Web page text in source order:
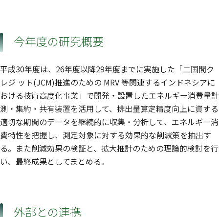
今年度の研究概要
平成30年度は、26年度以降29年度までに実施した「二国間ク
レジ ット(JCM)推進のための MRV 等関連するインドネシアに
おける技術高度化事業」で開発・設置したエネルギー消費量計
測・集約・共有装置を活用して、排出量算定精度向上に資する
適切な期間のデータを継続的に収集・分析して、エネルギー消
費特性を把握し、測定対象に対する効果的な削減策を抽出す
る。また削減効果の検証と、拡大推計のための理論的検討を行
い、最終成果としてまとめる。
外部との連携